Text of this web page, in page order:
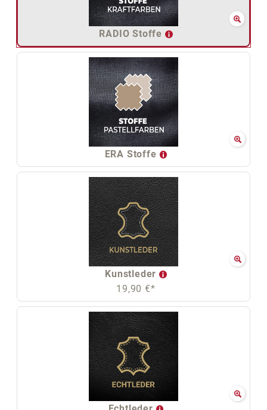
RADIO Stoffe
ERA Stoffe
Kunstleder
19,90 €*